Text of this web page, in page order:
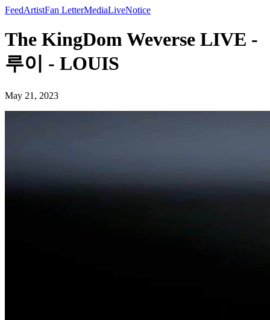
FeedArtistFan LetterMediaLiveNotice
The KingDom Weverse LIVE -
루이 - LOUIS
May 21, 2023